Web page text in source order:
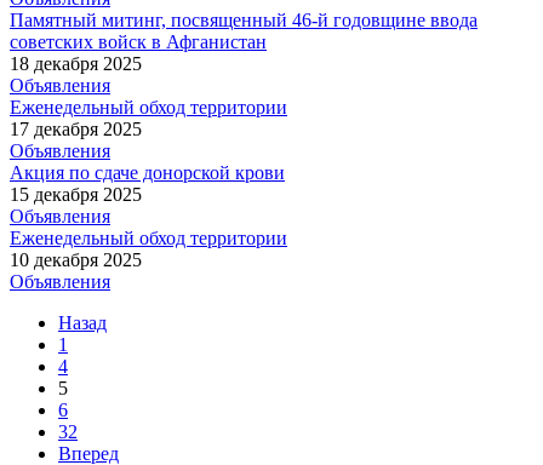
Памятный митинг, посвященный 46-й годовщине ввода
советских войск в Афганистан
18 декабря 2025
Объявления
Еженедельный обход территории
17 декабря 2025
Объявления
Акция по сдаче донорской крови
15 декабря 2025
Объявления
Еженедельный обход территории
10 декабря 2025
Объявления
Назад
1
4
5
6
32
Вперед